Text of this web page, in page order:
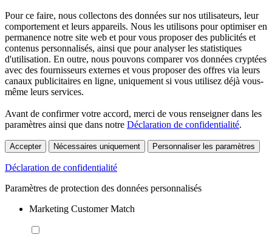
Pour ce faire, nous collectons des données sur nos utilisateurs, leur
comportement et leurs appareils. Nous les utilisons pour optimiser en
permanence notre site web et pour vous proposer des publicités et
contenus personnalisés, ainsi que pour analyser les statistiques
d'utilisation. En outre, nous pouvons comparer vos données cryptées
avec des fournisseurs externes et vous proposer des offres via leurs
canaux publicitaires en ligne, uniquement si vous utilisez déjà vous-
même leurs services.
Avant de confirmer votre accord, merci de vous renseigner dans les
paramètres ainsi que dans notre Déclaration de confidentialité.
Accepter Nécessaires uniquement Personnaliser les paramètres
Déclaration de confidentialité
Paramètres de protection des données personnalisés
Marketing Customer Match